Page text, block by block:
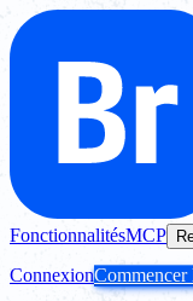
FonctionnalitésMCP
ConnexionCommencer